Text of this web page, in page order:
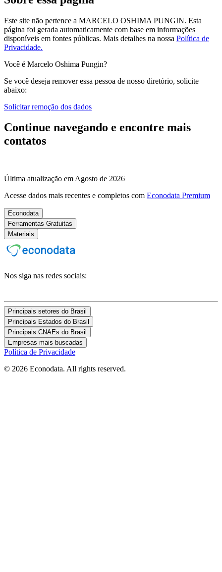
Este site não pertence a MARCELO OSHIMA PUNGIN. Esta
página foi gerada automaticamente com base em informações
disponíveis em fontes públicas. Mais detalhes na nossa Política de
Privacidade.
Você é Marcelo Oshima Pungin?
Se você deseja remover essa pessoa de nosso diretório, solicite
abaixo:
Solicitar remoção dos dados
Continue navegando e encontre mais
contatos
Última atualização em Agosto de 2026
Acesse dados mais recentes e completos com Econodata Premium
Econodata
Ferramentas Gratuitas
Materiais
Nos siga nas redes sociais:
Principais setores do Brasil
Principais Estados do Brasil
Principais CNAEs do Brasil
Empresas mais buscadas
Política de Privacidade
© 2026 Econodata. All rights reserved.